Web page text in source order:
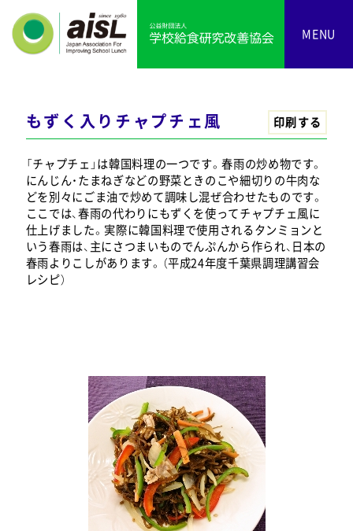
MENU
もずく入りチャプチェ風 印刷する
「チャプチェ」は韓国料理の一つです。春雨の炒め物です。
にんじん・たまねぎなどの野菜ときのこや細切りの牛肉な
どを別々にごま油で炒めて調味し混ぜ合わせたものです。
ここでは、春雨の代わりにもずくを使ってチャプチェ風に
仕上げました。実際に韓国料理で使用されるタンミョンと
いう春雨は、主にさつまいものでんぷんから作られ、日本の
春雨よりこしがあります。（平成24年度千葉県調理講習会
レシピ）